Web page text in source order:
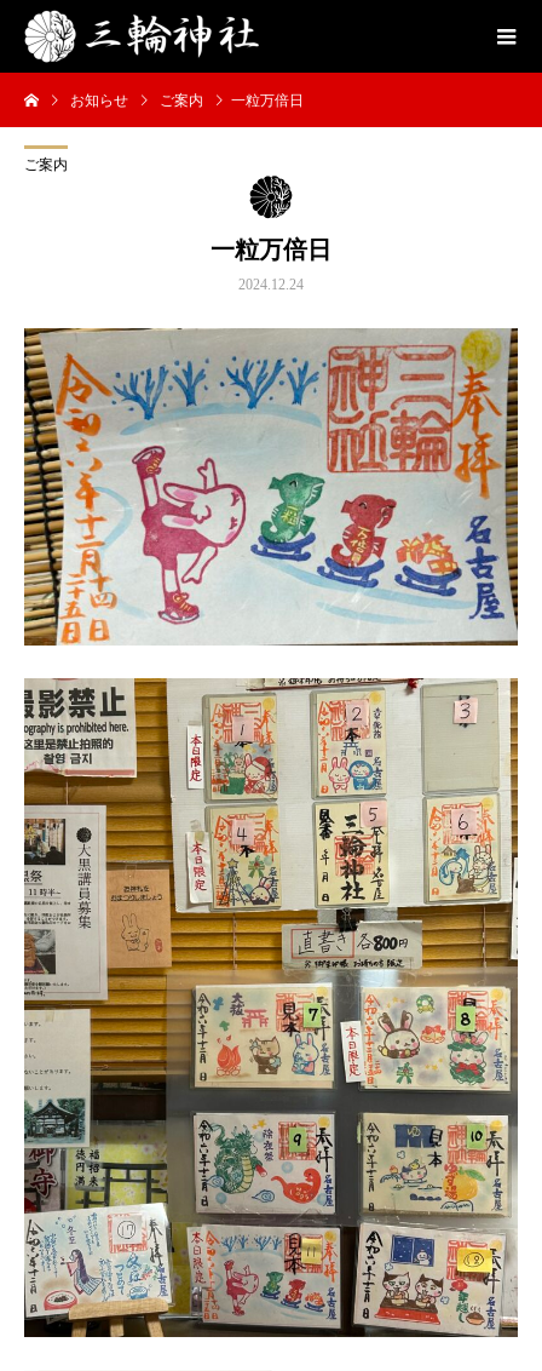
お知らせ ご案内 一粒万倍日
ご案内
一粒万倍日
2024.12.24